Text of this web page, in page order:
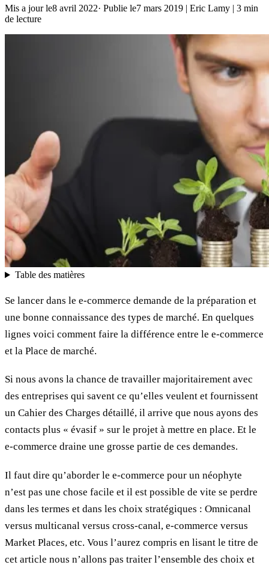
Mis a jour le8 avril 2022· Publie le7 mars 2019 | Eric Lamy | 3 min
de lecture
Table des matières
Se lancer dans le e-commerce demande de la préparation et
une bonne connaissance des types de marché. En quelques
lignes voici comment faire la différence entre le e-commerce
et la Place de marché.
Si nous avons la chance de travailler majoritairement avec
des entreprises qui savent ce qu’elles veulent et fournissent
un Cahier des Charges détaillé, il arrive que nous ayons des
contacts plus « évasif » sur le projet à mettre en place. Et le
e-commerce draine une grosse partie de ces demandes.
Il faut dire qu’aborder le e-commerce pour un néophyte
n’est pas une chose facile et il est possible de vite se perdre
dans les termes et dans les choix stratégiques : Omnicanal
versus multicanal versus cross-canal, e-commerce versus
Market Places, etc. Vous l’aurez compris en lisant le titre de
cet article nous n’allons pas traiter l’ensemble des choix et